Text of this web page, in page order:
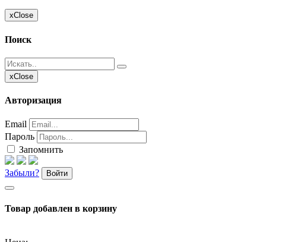
xClose
Поиск
xClose
Авторизация
Email
Пароль
Запомнить
Забыли? Войти
Товар добавлен в корзину